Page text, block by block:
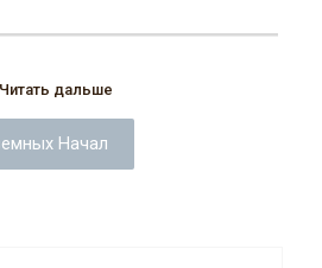
Читать дальше
Начал